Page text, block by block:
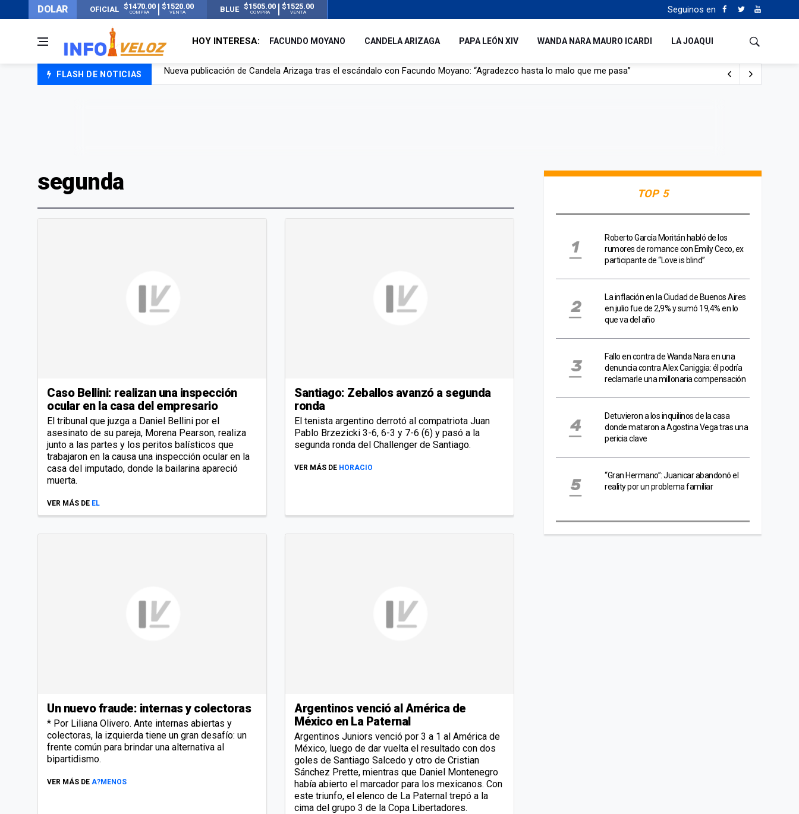
DOLAR OFICIAL $1470.00
COMPRA
$1520.00
VENTA BLUE $1505.00
COMPRA
$1525.00
VENTA Seguinos en
HOY INTERESA: FACUNDO MOYANO CANDELA ARIZAGA PAPA LEÓN XIV WANDA NARA MAURO ICARDI LA JOAQUI
FLASH DE NOTICIAS
Un joven murió quemado por su novia en San Luis: pasó seis días de agonía tras ser rociado con nafta y prendido fuego
segunda
Caso Bellini: realizan una inspección
ocular en la casa del empresario
El tribunal que juzga a Daniel Bellini por el
asesinato de su pareja, Morena Pearson, realiza
junto a las partes y los peritos balísticos que
trabajaron en la causa una inspección ocular en la
casa del imputado, donde la bailarina apareció
muerta.
VER MÁS DE EL
Santiago: Zeballos avanzó a segunda
ronda
El tenista argentino derrotó al compatriota Juan
Pablo Brzezicki 3-6, 6-3 y 7-6 (6) y pasó a la
segunda ronda del Challenger de Santiago.
VER MÁS DE HORACIO
Un nuevo fraude: internas y colectoras
* Por Liliana Olivero. Ante internas abiertas y
colectoras, la izquierda tiene un gran desafío: un
frente común para brindar una alternativa al
bipartidismo.
VER MÁS DE A?MENOS
Argentinos venció al América de
México en La Paternal
Argentinos Juniors venció por 3 a 1 al América de
México, luego de dar vuelta el resultado con dos
goles de Santiago Salcedo y otro de Cristian
Sánchez Prette, mientras que Daniel Montenegro
había abierto el marcador para los mexicanos. Con
este triunfo, el elenco de La Paternal trepó a la
cima del grupo 3 de la Copa Libertadores.
TOP 5
Roberto García Moritán habló de los
rumores de romance con Emily Ceco, ex
participante de “Love is blind”
La inflación en la Ciudad de Buenos Aires
en julio fue de 2,9% y sumó 19,4% en lo
que va del año
Fallo en contra de Wanda Nara en una
denuncia contra Alex Caniggia: él podría
reclamarle una millonaria compensación
Detuvieron a los inquilinos de la casa
donde mataron a Agostina Vega tras una
pericia clave
“Gran Hermano”: Juanicar abandonó el
reality por un problema familiar